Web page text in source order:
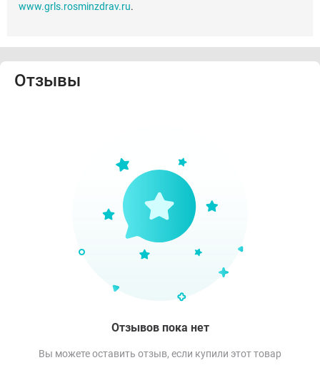
www.grls.rosminzdrav.ru.
Отзывы
Отзывов пока нет
Вы можете оставить отзыв, если купили этот товар